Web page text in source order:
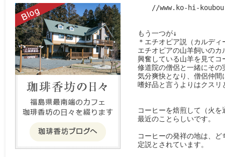
//www.ko-hi-
もう一つが↓
＊エチオピア説（カルディ
エチオピアの山羊飼いのカ
興奮している山羊を見てコ
修道院の僧侶と一緒にその
気分爽快となり、僧侶仲間
嗜好品と言うよりはクスリ
コーヒーを焙煎して（火を
最近のことらしいです。
コーヒーの発祥の地は、ど
定説とされています。